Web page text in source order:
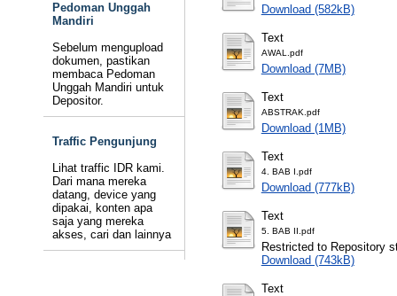
Pedoman Unggah
Mandiri
Sebelum mengupload
dokumen, pastikan
membaca Pedoman
Unggah Mandiri untuk
Depositor.
Traffic Pengunjung
Lihat traffic IDR kami.
Dari mana mereka
datang, device yang
dipakai, konten apa
saja yang mereka
akses, cari dan lainnya
Download (582kB)
Text
AWAL.pdf
Download (7MB)
Text
ABSTRAK.pdf
Download (1MB)
Text
4. BAB I.pdf
Download (777kB)
Text
5. BAB II.pdf
Restricted to Repository
Download (743kB)
Text